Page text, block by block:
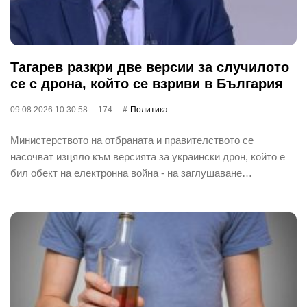
Тагарев разкри две версии за случилото
се с дрона, който се взриви в България
09.08.2026 10:30:58 174 Политика
Министерството на отбраната и правителството се
насочват изцяло към версията за украински дрон, който е
бил обект на електронна война - на заглушаване…